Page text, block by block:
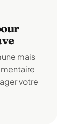
mais
votre